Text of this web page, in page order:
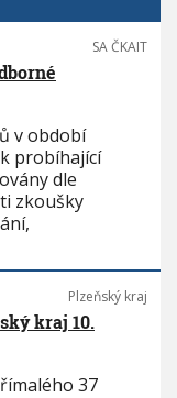
SA ČKAIT
v období
probíhající
dle
zkoušky
Plzeňský kraj
kraj 10.
37